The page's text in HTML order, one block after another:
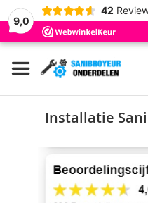
9,0
42
Ga
naar
de
Installatie